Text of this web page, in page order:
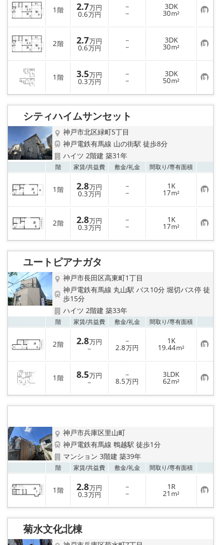
1 階 2.7万円
0.6万円
－
－
3DK
30m² お
気
に
入
り
登
録
2階 2.7万円
0.6万円
－
－
3DK
30m² お
気
に
入
り
登
録
1 階 3.5万円
0.3万円
－
－
3DK
50m² お
気
に
り
シティハイムサンセット
神戸市北区緑町5丁目
神戸電鉄有馬線 山の街駅 徒歩8分
ハイツ 2階建 築31年
階 家賃/共益費 敷金/礼金 間取り/専有面積
1 階 2.8万円
0.3万円
－
－
1K
17m² お
気
に
入
り
登
録
2階 2.8万円
0.3万円
－
－
1K
17m² お
気
に
り
ユートピアナガタ
神戸市長田区高東町1丁目
神戸電鉄有馬線 丸山駅 バス10分 堀切バス停 徒
歩15分
ハイツ 2階建 築33年
階 家賃/共益費 敷金/礼金 間取り/専有面積
2階 2.8万円
－
－
2.8万円
1K
19.44m² お
気
に
入
り
登
録
1 階 8.5万円
－
－
8.5万円
3LDK
62m² お
気
に
り
神戸市兵庫区里山町
神戸電鉄有馬線 鵯越駅 徒歩1分
マンション 3階建 築39年
階 家賃/共益費 敷金/礼金 間取り/専有面積
1 階 2.8万円
0.3万円
－
－
1R
21 m² お
気
に
り
菊水文化北棟